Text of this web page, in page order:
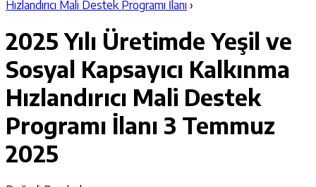
Hızlandırıcı Mali Destek Programı İlanı ›
2025 Yılı Üretimde Yeşil ve
Sosyal Kapsayıcı Kalkınma
Hızlandırıcı Mali Destek
Programı İlanı 3 Temmuz
2025